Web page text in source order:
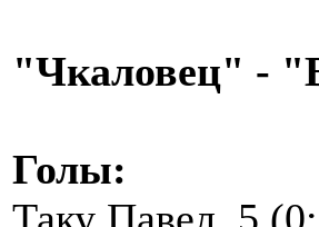
"Чкаловец" -
Голы:
Таку Павел, 5